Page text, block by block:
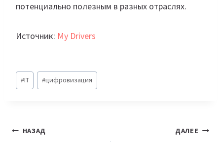
потенциально полезным в разных отраслях.
Источник: My Drivers
Метки
записи:
#IT #цифровизация
Навигация
НАЗАД ДАЛЕЕ